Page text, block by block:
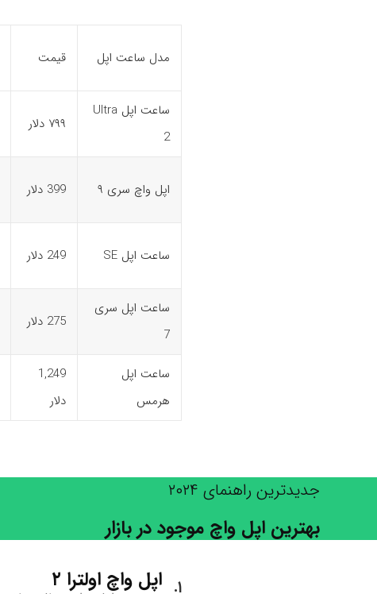
مدل ساعت اپل قیمت
ساعت اپل Ultra
2
۷۹۹ دلار
اپل واچ سری ۹ 399 دلار
ساعت اپل SE 249 دلار
ساعت اپل سری
7
275 دلار
ساعت اپل
هرمس
1,249
دلار
جدیدترین راهنمای ۲۰۲۴
بهترین اپل واچ موجود در بازار
۱ اپل واچ اولترا ۲